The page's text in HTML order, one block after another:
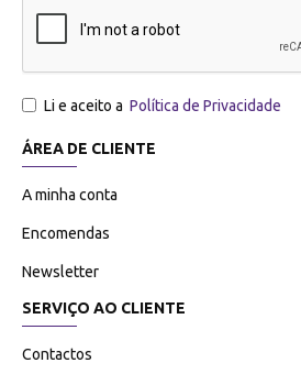
Li e aceito a Política de Privacidade
ÁREA DE CLIENTE
A minha conta
Encomendas
Newsletter
SERVIÇO AO CLIENTE
Contactos